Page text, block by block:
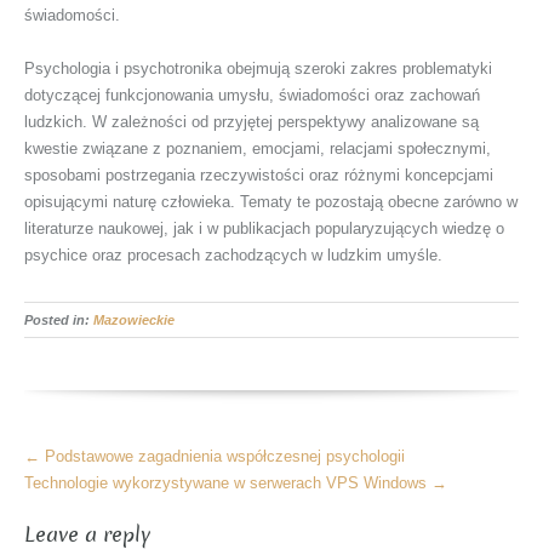
świadomości.
Psychologia i psychotronika obejmują szeroki zakres problematyki
dotyczącej funkcjonowania umysłu, świadomości oraz zachowań
ludzkich. W zależności od przyjętej perspektywy analizowane są
kwestie związane z poznaniem, emocjami, relacjami społecznymi,
sposobami postrzegania rzeczywistości oraz różnymi koncepcjami
opisującymi naturę człowieka. Tematy te pozostają obecne zarówno w
literaturze naukowej, jak i w publikacjach popularyzujących wiedzę o
psychice oraz procesach zachodzących w ludzkim umyśle.
Posted in: Mazowieckie
More
Articles
← Podstawowe zagadnienia współczesnej psychologii
Technologie wykorzystywane w serwerach VPS Windows →
Leave a reply